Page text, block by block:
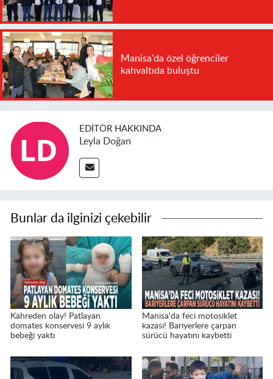
Manisa'da özel öğrenciler
kahvaltıda buluştu
EDITÖR HAKKINDA
Leyla Doğan
Bunlar da ilginizi çekebilir
Kahreden olay! Patlayan
domates konservesi 9 aylık
bebeği yaktı
Manisa'da feci motosiklet
kazası! Bariyerlere çarpan
sürücü hayatını kaybetti